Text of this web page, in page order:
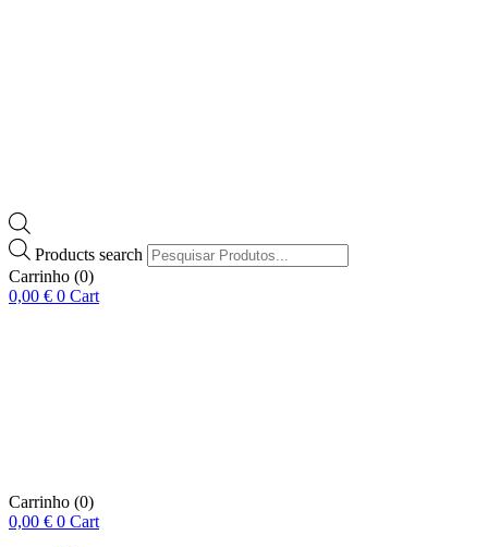
Products search
Carrinho (0)
0,00 € 0 Cart
Carrinho (0)
0,00 € 0 Cart